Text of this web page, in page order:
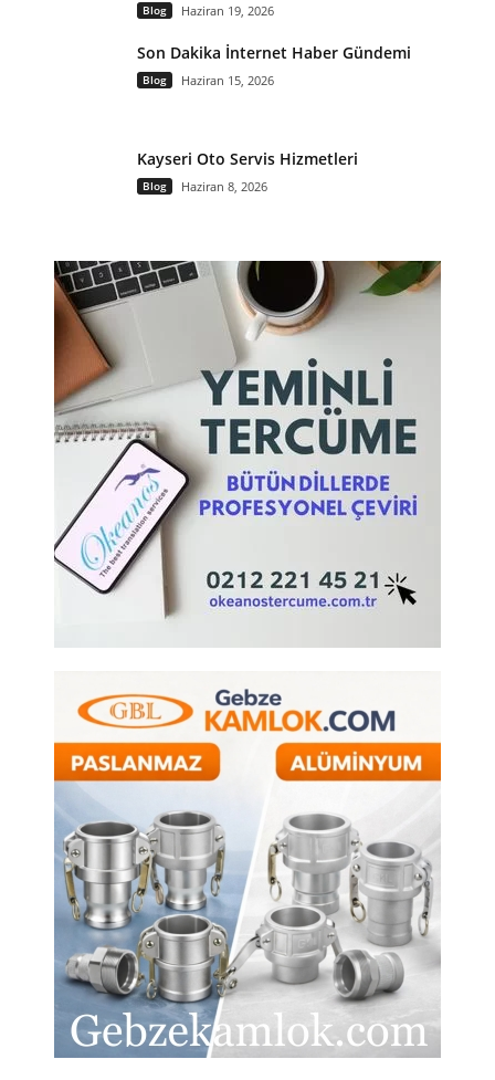
Blog Haziran 19, 2026
Son Dakika İnternet Haber Gündemi
Blog Haziran 15, 2026
Kayseri Oto Servis Hizmetleri
Blog Haziran 8, 2026